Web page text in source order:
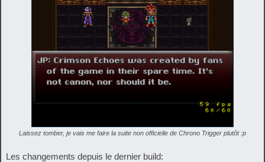
Laissez tomber, je vais me faire la suite non officielle de Chrono Trigger plutôt :p
Les changements depuis le dernier build: